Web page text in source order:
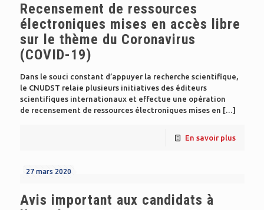
Recensement de ressources
électroniques mises en accès libre
sur le thème du Coronavirus
(COVID-19)
Dans le souci constant d’appuyer la recherche scientifique,
le CNUDST relaie plusieurs initiatives des éditeurs
scientifiques internationaux et effectue une opération
de recensement de ressources électroniques mises en […]
En savoir plus
27 mars 2020
Avis important aux candidats à